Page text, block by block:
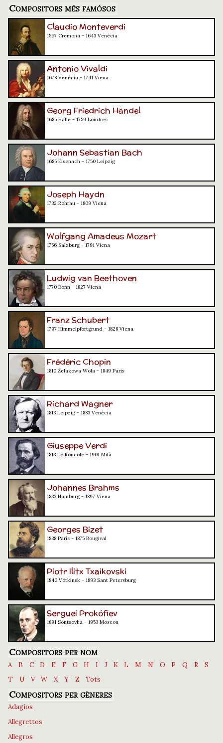
Compositors més famósos
Claudio Monteverdi
1567 Cremona - 1643 Venècia
Antonio Vivaldi
1678 Venècia - 1741 Viena
Georg Friedrich Händel
1685 Halle - 1759 Londres
Johann Sebastian Bach
1685 Eisenach - 1750 Leipzig
Joseph Haydn
1732 Rohrau - 1809 Viena
Wolfgang Amadeus Mozart
1756 Salzburg - 1791 Viena
Ludwig van Beethoven
1770 Bonn - 1827 Viena
Franz Schubert
1797 Himmelpfortgrund - 1828 Viena
Frédéric Chopin
1810 Żelazowa Wola - 1849 París
Richard Wagner
1813 Leipzig - 1883 Venècia
Giuseppe Verdi
1813 Le Roncole - 1901 Milà
Johannes Brahms
1833 Hamburg - 1897 Viena
Georges Bizet
1838 París - 1875 Bougival
Piotr Ilitx Txaikovski
1840 Vótkinsk - 1893 Sant Petersburg
Serguei Prokófiev
1891 Sontsovka - 1953 Moscou
Compositors per nom
A B C D E F G H I J K L M N O P Q R
S
T
U V W X Y Z Tots
Compositors per gèneres
Adagios
Allegrettos
Allegros